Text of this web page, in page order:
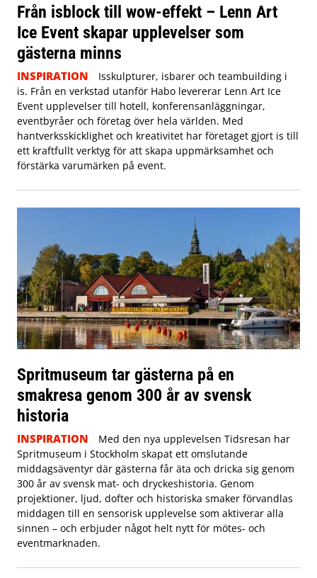
Från isblock till wow-effekt – Lenn Art
Ice Event skapar upplevelser som
gästerna minns
INSPIRATION
Isskulpturer, isbarer och teambuilding i
is. Från en verkstad utanför Habo levererar Lenn Art Ice
Event upplevelser till hotell, konferensanläggningar,
eventbyråer och företag över hela världen. Med
hantverksskicklighet och kreativitet har företaget gjort is till
ett kraftfullt verktyg för att skapa uppmärksamhet och
förstärka varumärken på event.
Spritmuseum tar gästerna på en
smakresa genom 300 år av svensk
historia
INSPIRATION
Med den nya upplevelsen Tidsresan har
Spritmuseum i Stockholm skapat ett omslutande
middagsäventyr där gästerna får äta och dricka sig genom
300 år av svensk mat- och dryckeshistoria. Genom
projektioner, ljud, dofter och historiska smaker förvandlas
middagen till en sensorisk upplevelse som aktiverar alla
sinnen – och erbjuder något helt nytt för mötes- och
eventmarknaden.